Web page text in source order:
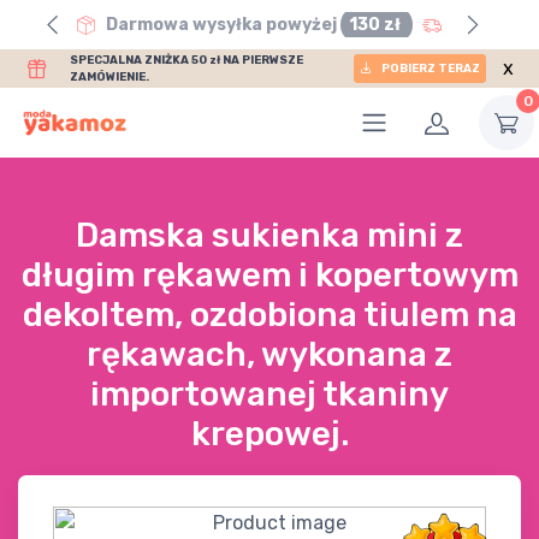
Darmowa wysyłka powyżej 130 zł
SPECJALNA ZNIŻKA 50 zł NA PIERWSZE
ZAMÓWIENIE.
POBIERZ TERAZ x
0
Damska sukienka mini z
długim rękawem i kopertowym
dekoltem, ozdobiona tiulem na
rękawach, wykonana z
importowanej tkaniny
krepowej.